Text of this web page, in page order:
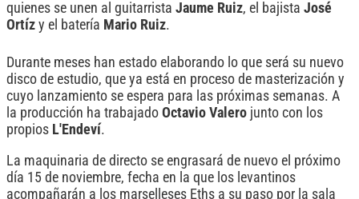
quienes se unen al guitarrista Jaume Ruiz, el bajista José
Ortíz y el batería Mario Ruiz.
Durante meses han estado elaborando lo que será su nuevo
disco de estudio, que ya está en proceso de masterización y
cuyo lanzamiento se espera para las próximas semanas. A
la producción ha trabajado Octavio Valero junto con los
propios L'Endeví.
La maquinaria de directo se engrasará de nuevo el próximo
día 15 de noviembre, fecha en la que los levantinos
acompañarán a los marselleses Eths a su paso por la sala